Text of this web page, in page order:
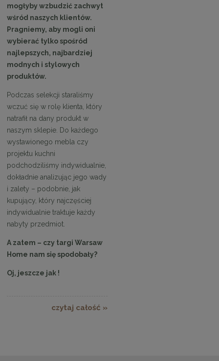
mogłyby wzbudzić zachwyt
wśród naszych klientów.
Pragniemy, aby mogli oni
wybierać tylko spośród
najlepszych, najbardziej
modnych i stylowych
produktów.
Podczas selekcji staraliśmy
wczuć się w rolę klienta, który
natrafił na dany produkt w
naszym sklepie. Do każdego
wystawionego mebla czy
projektu kuchni
podchodziliśmy indywidualnie,
dokładnie analizując jego wady
i zalety – podobnie, jak
kupujący, który najczęściej
indywidualnie traktuje każdy
nabyty przedmiot.
A zatem – czy targi Warsaw
Home nam się spodobały?
Oj, jeszcze jak !
czytaj całość »